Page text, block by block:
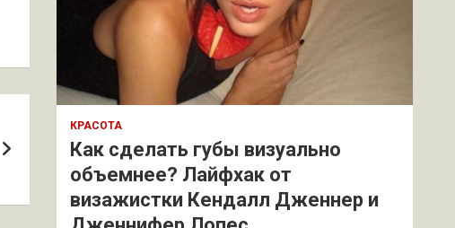
КРАСОТА
Как сделать губы визуально
объемнее? Лайфхак от
визажистки Кендалл Дженнер и